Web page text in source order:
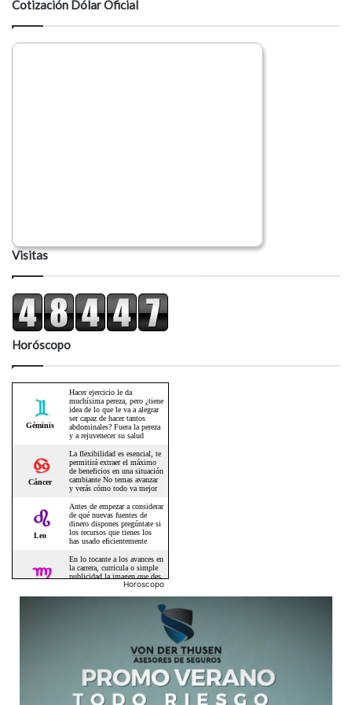
r
i
o
Cotización Dólar Oficial
Visitas
Horóscopo
Horoscopo